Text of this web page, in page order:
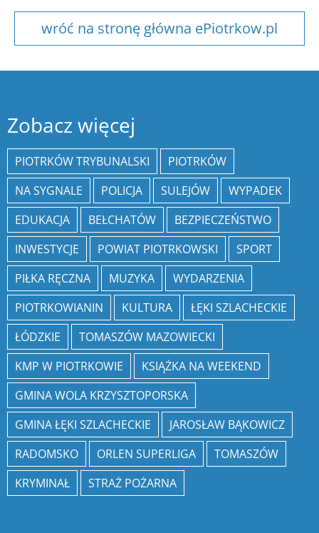
wróć na stronę główna ePiotrkow.pl
Zobacz więcej
PIOTRKÓW TRYBUNALSKI
PIOTRKÓW
NA SYGNALE
POLICJA SULEJÓW
WYPADEK
EDUKACJA
BEŁCHATÓW
BEZPIECZEŃSTWO
INWESTYCJE
POWIAT PIOTRKOWSKI
SPORT
PIŁKA RĘCZNA
MUZYKA
WYDARZENIA
PIOTRKOWIANIN
KULTURA
ŁĘKI SZLACHECKIE
ŁÓDZKIE
TOMASZÓW MAZOWIECKI
KMP W PIOTRKOWIE
KSIĄŻKA NA WEEKEND
GMINA WOLA KRZYSZTOPORSKA
GMINA ŁĘKI SZLACHECKIE
JAROSŁAW BĄKOWICZ
RADOMSKO
ORLEN SUPERLIGA
TOMASZÓW
KRYMINAŁ
STRAŻ POŻARNA